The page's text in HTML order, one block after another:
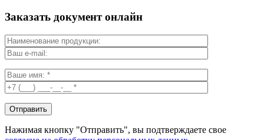
Заказать документ онлайн
Нажимая кнопку "Отправить", вы подтверждаете свое